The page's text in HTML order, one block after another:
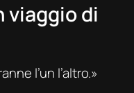
viaggio di
l’un l’altro.»